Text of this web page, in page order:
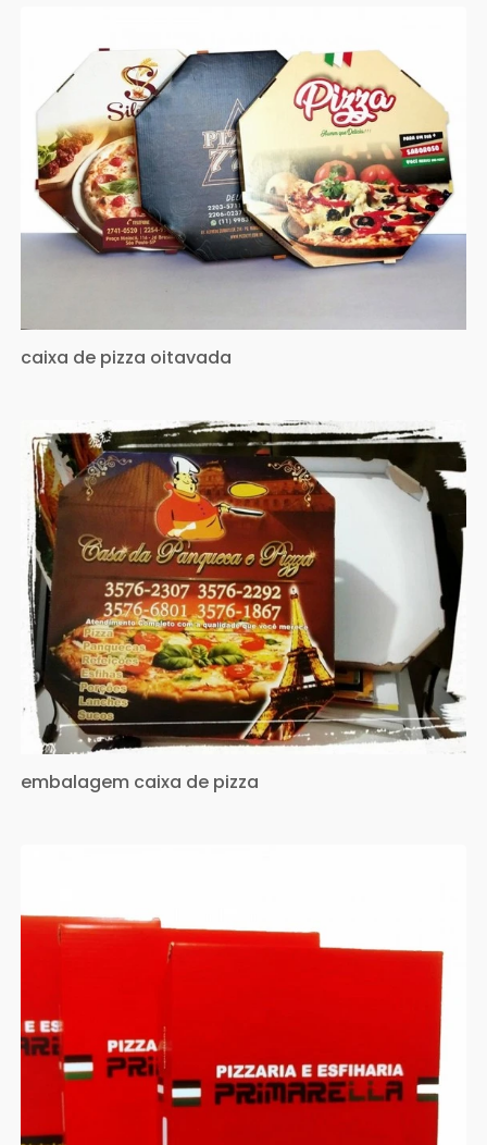
caixa de pizza oitavada
embalagem caixa de pizza